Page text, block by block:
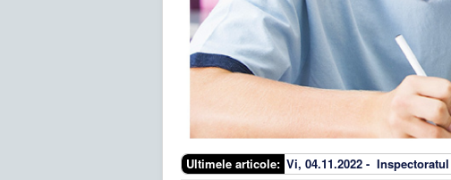
Ultimele articole: Vi, 04.11.2022 -